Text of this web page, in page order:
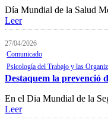
Día Mundial de la Salud
Leer
27/04/2026
Comunicado
Psicología del Trabajo y las
Destaquem la prevenció
En el Dia Mundial de la
Leer